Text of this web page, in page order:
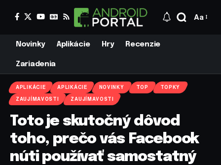
Aa
Novinky Aplikácie Hry Recenzie
Zariadenia
APLIKÁCIE APLIKÁCIE NOVINKY TOP TOPKY
ZAUJÍMAVOSTI ZAUJÍMAVOSTI
Toto je skutočný dôvod
toho, prečo vás Facebook
núti používať samostatný